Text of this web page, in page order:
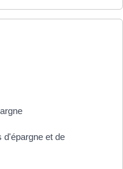
d'épargne et de